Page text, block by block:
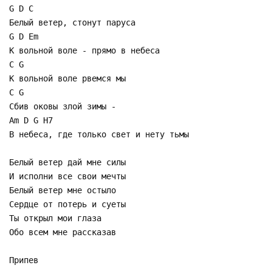
G D C
Белый ветер, стонут паруса
G D Em
К вольной воле - прямо в небеса
C G
К вольной воле рвемся мы
C G
Сбив оковы злой зимы -
Am D G H7
В небеса, где только свет и нету тьмы
Белый ветер дай мне силы
И исполни все свои мечты
Белый ветер мне остыло
Сердце от потерь и суеты
Ты открыл мои глаза
Обо всем мне рассказав
Припев